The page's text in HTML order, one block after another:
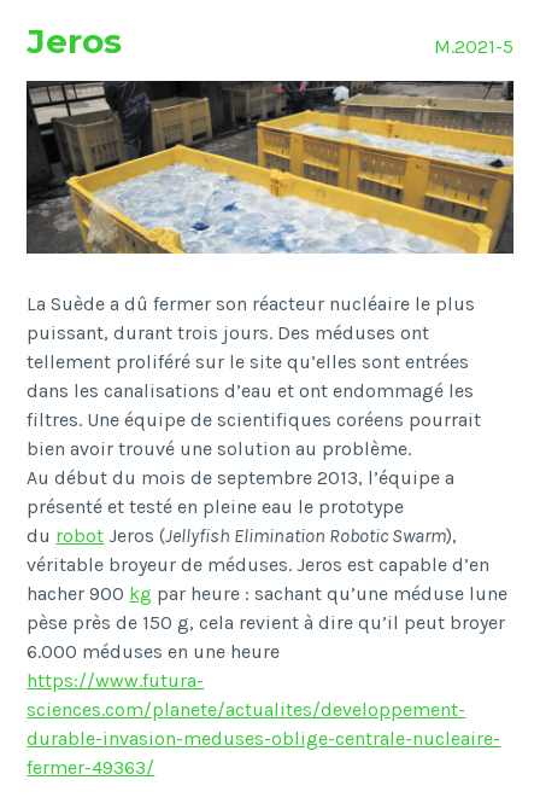
Jeros M.2021-5
La Suède a dû fermer son réacteur nucléaire le plus
puissant, durant trois jours. Des méduses ont
tellement proliféré sur le site qu’elles sont entrées
dans les canalisations d’eau et ont endommagé les
filtres. Une équipe de scientifiques coréens pourrait
bien avoir trouvé une solution au problème.
Au début du mois de septembre 2013, l’équipe a
présenté et testé en pleine eau le prototype
du robot Jeros (Jellyfish Elimination Robotic Swarm),
véritable broyeur de méduses. Jeros est capable d’en
hacher 900 kg par heure : sachant qu’une méduse lune
pèse près de 150 g, cela revient à dire qu’il peut broyer
6.000 méduses en une heure
https://www.futura-
sciences.com/planete/actualites/developpement-
durable-invasion-meduses-oblige-centrale-nucleaire-
fermer-49363/